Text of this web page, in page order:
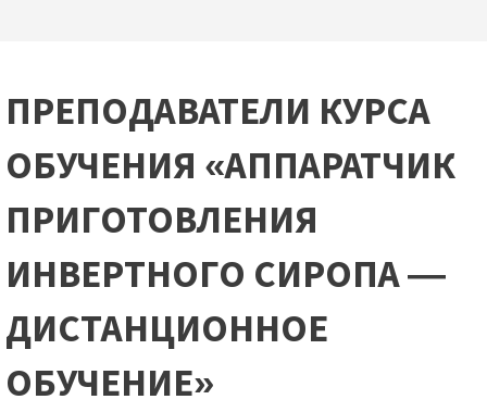
ПРЕПОДАВАТЕЛИ КУРСА
ОБУЧЕНИЯ «АППАРАТЧИК
ПРИГОТОВЛЕНИЯ
ИНВЕРТНОГО СИРОПА —
ДИСТАНЦИОННОЕ
ОБУЧЕНИЕ»